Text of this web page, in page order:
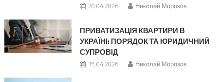
20.04.2026 Николай Морозов
ПРИВАТИЗАЦІЯ КВАРТИРИ В
УКРАЇНІ: ПОРЯДОК ТА ЮРИДИЧНИЙ
СУПРОВІД
15.04.2026 Николай Морозов